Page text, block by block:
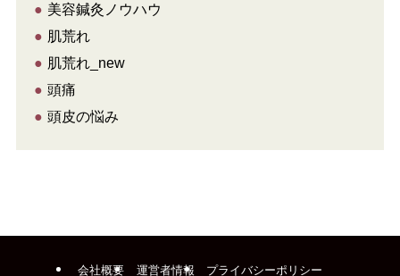
● 美容鍼灸ノウハウ
● 肌荒れ
● 肌荒れ_new
● 頭痛
● 頭皮の悩み
会社概要 運営者情報 プライバシーポリシー